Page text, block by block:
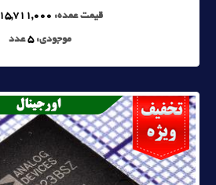
قیمت عمده: 15,711,000
موجودی:5عدد